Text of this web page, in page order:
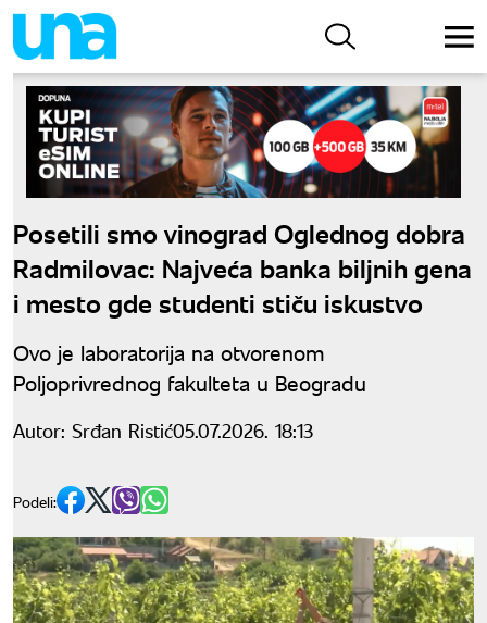
Posetili smo vinograd Oglednog dobra
Radmilovac: Najveća banka biljnih gena
i mesto gde studenti stiču iskustvo
Ovo je laboratorija na otvorenom
Poljoprivrednog fakulteta u Beogradu
Autor: Srđan Ristić05.07.2026. 18:13
Podeli: